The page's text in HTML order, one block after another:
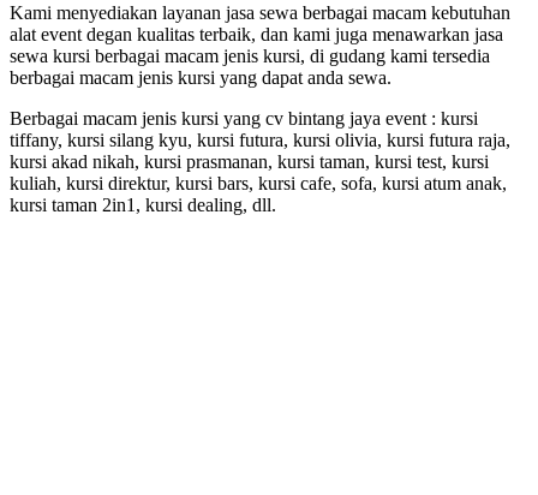
Kami menyediakan layanan jasa sewa berbagai macam kebutuhan
alat event degan kualitas terbaik, dan kami juga menawarkan jasa
sewa kursi berbagai macam jenis kursi, di gudang kami tersedia
berbagai macam jenis kursi yang dapat anda sewa.
Berbagai macam jenis kursi yang cv bintang jaya event : kursi
tiffany, kursi silang kyu, kursi futura, kursi olivia, kursi futura raja,
kursi akad nikah, kursi prasmanan, kursi taman, kursi test, kursi
kuliah, kursi direktur, kursi bars, kursi cafe, sofa, kursi atum anak,
kursi taman 2in1, kursi dealing, dll.